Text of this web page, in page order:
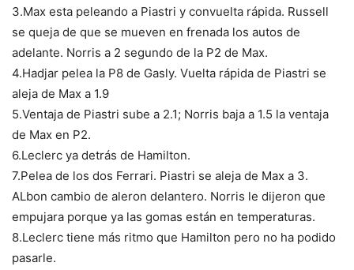
3.Max esta peleando a Piastri y convuelta rápida. Russell
se queja de que se mueven en frenada los autos de
adelante. Norris a 2 segundo de la P2 de Max.
4.Hadjar pelea la P8 de Gasly. Vuelta rápida de Piastri se
aleja de Max a 1.9
5.Ventaja de Piastri sube a 2.1; Norris baja a 1.5 la ventaja
de Max en P2.
6.Leclerc ya detrás de Hamilton.
7.Pelea de los dos Ferrari. Piastri se aleja de Max a 3.
ALbon cambio de aleron delantero. Norris le dijeron que
empujara porque ya las gomas están en temperaturas.
8.Leclerc tiene más ritmo que Hamilton pero no ha podido
pasarle.